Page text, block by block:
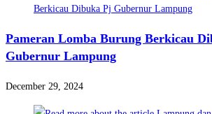
Pameran Lomba Burung Berkicau
Gubernur Lampung
December 29, 2024